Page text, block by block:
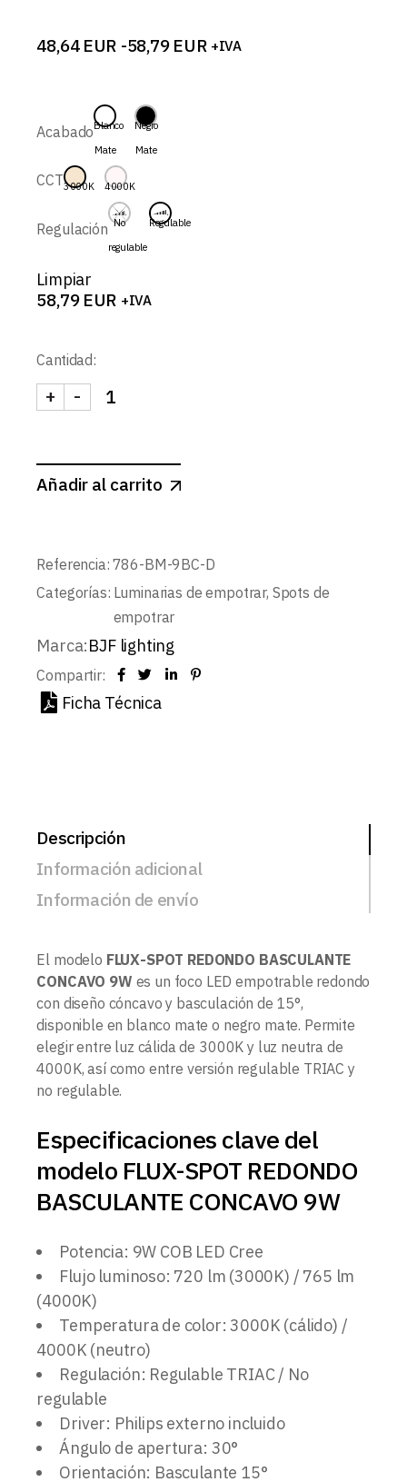
48,64 EUR -58,79 EUR
Rango
48,64 EUR
hasta
58,79 EUR
+IVA
AcabadoBlanco
Mate
Negro
Mate
CCT3000K 4000K
Regulación No
regulable
Regulable
Limpiar
58,79 EUR +IVA
Cantidad:
FLUX-SPOT REDONDO BASCULANTE CONCAVO
-
+
Añadir al carrito
Referencia: 786-BM-9BC-D
Categorías: Luminarias de empotrar, Spots de
empotrar
Marca:BJF lighting
Compartir:
Ficha Técnica
Descripción
Información adicional
Información de envío
El modelo FLUX-SPOT REDONDO BASCULANTE
CONCAVO 9W es un foco LED empotrable redondo
con diseño cóncavo y basculación de 15°,
disponible en blanco mate o negro mate. Permite
elegir entre luz cálida de 3000K y luz neutra de
4000K, así como entre versión regulable TRIAC y
no regulable.
Especificaciones clave del
modelo FLUX-SPOT REDONDO
BASCULANTE CONCAVO 9W
Potencia: 9W COB LED Cree
Flujo luminoso: 720 lm (3000K) / 765 lm
(4000K)
Temperatura de color: 3000K (cálido) /
4000K (neutro)
Regulación: Regulable TRIAC / No
regulable
Driver: Philips externo incluido
Ángulo de apertura: 30°
Orientación: Basculante 15°